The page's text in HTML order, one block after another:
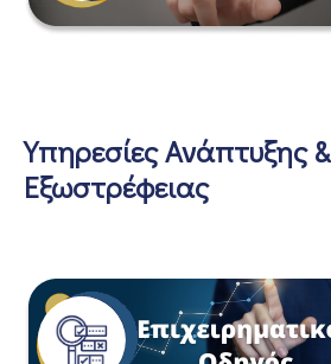
Υπηρεσίες Ανάπτυξης &
Εξωστρέφειας